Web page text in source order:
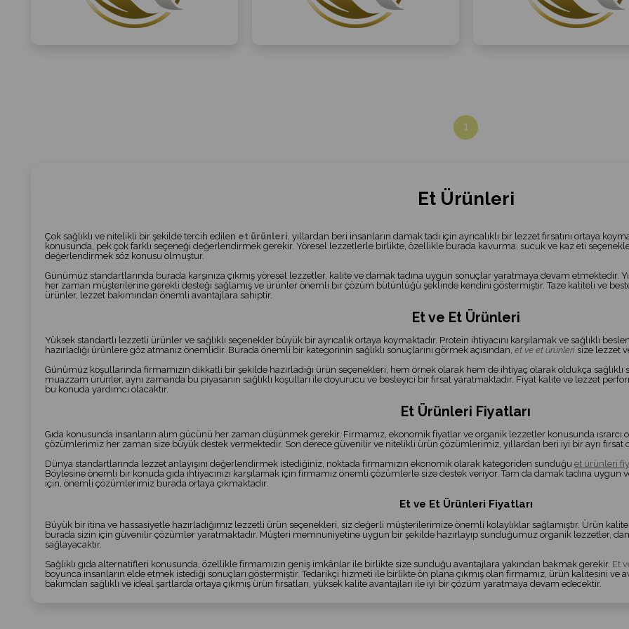
1
Et Ürünleri
Çok sağlıklı ve nitelikli bir şekilde tercih edilen et ürünleri , yıllardan beri insanların damak tadı için ayrıcalıklı bir lezzet fırsatını ortaya
konusunda, pek çok farklı seçeneği değerlendirmek gerekir. Yöresel lezzetlerle birlikte, özellikle burada kavurma, sucuk ve kaz eti
değerlendirmek söz konusu olmuştur.
Günümüz standartlarında burada karşınıza çıkmış yöresel lezzetler, kalite ve damak tadına uygun sonuçlar yaratmaya devam
her zaman müşterilerine gerekli desteği sağlamış ve ürünler önemli bir çözüm bütünlüğü şeklinde kendini göstermiştir. Taze kaliteli ve
ürünler, lezzet bakımından önemli avantajlara sahiptir.
Et ve Et Ürünleri
Yüksek standartlı lezzetli ürünler ve sağlıklı seçenekler büyük bir ayrıcalık ortaya koymaktadır. Protein ihtiyacını karşılamak ve sağlıklı
hazırladığı ürünlere göz atmanız önemlidir. Burada önemli bir kategorinin sağlıklı sonuçlarını görmek açısından, et ve et ürünlerisize lezzet
Günümüz koşullarında firmamızın dikkatli bir şekilde hazırladığı ürün seçenekleri, hem örnek olarak hem de ihtiyaç olarak oldukça sağlıklı
muazzam ürünler, aynı zamanda bu piyasanın sağlıklı koşulları ile doyurucu ve besleyici bir fırsat yaratmaktadır. Fiyat kalite ve lezzet
bu konuda yardımcı olacaktır.
Et Ürünleri Fiyatları
Gıda konusunda insanların alım gücünü her zaman düşünmek gerekir. Firmamız, ekonomik fiyatlar ve organik lezzetler konusunda ısrarcı
çözümlerimiz her zaman size büyük destek vermektedir. Son derece güvenilir ve nitelikli ürün çözümlerimiz, yıllardan beri iyi bir ayrı fırsat
Dünya standartlarında lezzet anlayışını değerlendirmek istediğiniz, noktada firmamızın ekonomik olarak kategoriden sunduğu et ürünleri
Böylesine önemli bir konuda gıda ihtiyacınızı karşılamak için firmamız önemli çözümlerle size destek veriyor. Tam da damak tadına
için, önemli çözümlerimiz burada ortaya çıkmaktadır.
Et ve Et Ürünleri Fiyatları
Büyük bir itina ve hassasiyetle hazırladığımız lezzetli ürün seçenekleri, siz değerli müşterilerimize önemli kolaylıklar sağlamıştır. Ürün
burada sizin için güvenilir çözümler yaratmaktadır. Müşteri memnuniyetine uygun bir şekilde hazırlayıp sunduğumuz organik lezzetler,
sağlayacaktır.
Sağlıklı gıda alternatifleri konusunda, özellikle firmamızın geniş imkânlar ile birlikte size sunduğu avantajlara yakından bakmak gerekir. Et
boyunca insanların elde etmek istediği sonuçları göstermiştir. Tedarikçi hizmeti ile birlikte ön plana çıkmış olan firmamız, ürün kalitesini ve
bakımdan sağlıklı ve ideal şartlarda ortaya çıkmış ürün fırsatları, yüksek kalite avantajları ile iyi bir çözüm yaratmaya devam edecektir.